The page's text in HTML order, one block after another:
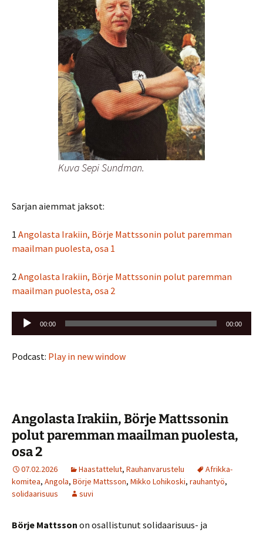
Kuva Sepi Sundman.
Sarjan aiemmat jaksot:
1 Angolasta Irakiin, Börje Mattssonin polut paremman
maailman puolesta, osa 1
2Angolasta Irakiin, Börje Mattssonin polut paremman
maailman puolesta, osa 2
Äänitoistin
00:00 00:00
Podcast: Play in new window
Angolasta Irakiin, Börje Mattssonin
polut paremman maailman puolesta,
osa 2
07.02.2026 Haastattelut, Rauhanvarustelu
Afrikka-
komitea, Angola, Börje Mattsson, Mikko Lohikoski, rauhantyö,
solidaarisuus
suvi
Börje Mattsson on osallistunut solidaarisuus- ja